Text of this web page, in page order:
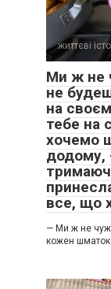
життєві
Ми ж не
не
на
тебе на
хочемо
додому,
все, що
— Ми ж не
кожен шматок